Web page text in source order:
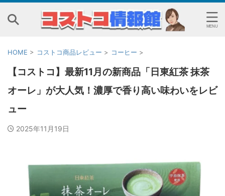
HOME > コストコ商品レビュー > コーヒー >
【コストコ】最新11月の新商品「日東紅茶 抹茶
オーレ」が大人気！濃厚で香り高い味わいをレビ
ュー
2025年11月19日